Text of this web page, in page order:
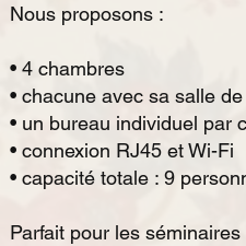
Nous proposons :
• 4 chambres
• chacune avec sa salle
• un bureau individuel par
• connexion RJ45 et Wi-Fi
• capacité totale : 9
Parfait pour les